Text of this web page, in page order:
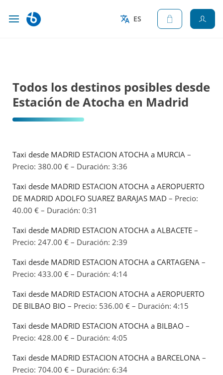
ES
Todos los destinos posibles desde
Estación de Atocha en Madrid
Taxi desde MADRID ESTACION ATOCHA a MURCIA –
Precio: 380.00 € – Duración: 3:36
Taxi desde MADRID ESTACION ATOCHA a AEROPUERTO
DE MADRID ADOLFO SUAREZ BARAJAS MAD – Precio:
40.00 € – Duración: 0:31
Taxi desde MADRID ESTACION ATOCHA a ALBACETE –
Precio: 247.00 € – Duración: 2:39
Taxi desde MADRID ESTACION ATOCHA a CARTAGENA –
Precio: 433.00 € – Duración: 4:14
Taxi desde MADRID ESTACION ATOCHA a AEROPUERTO
DE BILBAO BIO – Precio: 536.00 € – Duración: 4:15
Taxi desde MADRID ESTACION ATOCHA a BILBAO –
Precio: 428.00 € – Duración: 4:05
Taxi desde MADRID ESTACION ATOCHA a BARCELONA –
Precio: 704.00 € – Duración: 6:34